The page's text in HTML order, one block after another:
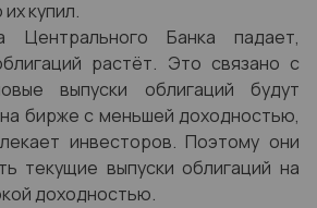
купил.
Центрального Банка падает,
растёт. Это связано с
выпуски облигаций будут
бирже с меньшей доходностью,
инвесторов. Поэтому они
текущие выпуски облигаций на
доходностью.